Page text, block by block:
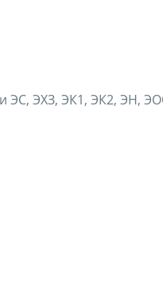
ЭС, ЭХЗ, ЭК1, ЭК2,